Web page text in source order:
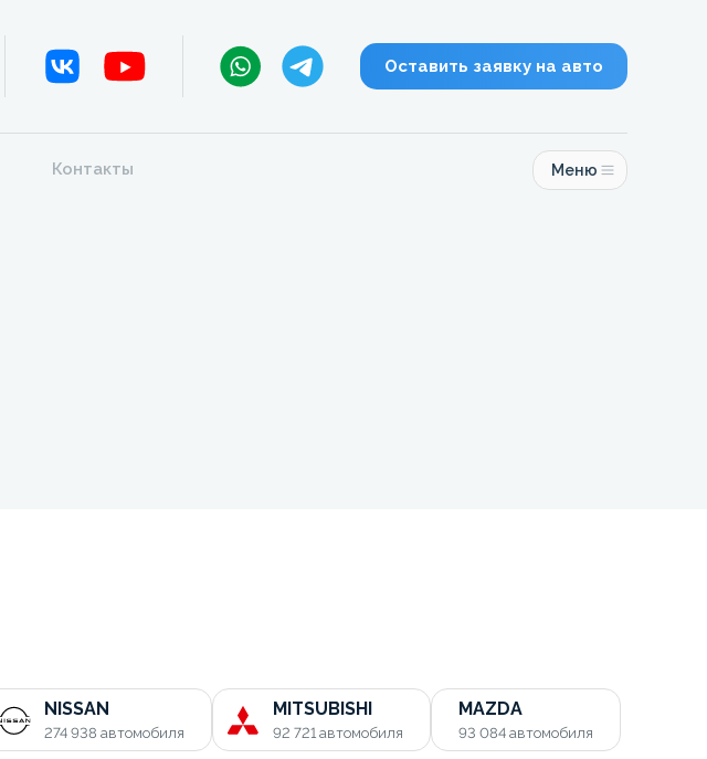
Оставить заявку на авто
Контакты Меню
NISSAN
274 938 автомобиля
MITSUBISHI
92 721 автомобиля
MAZDA
93 084 автомобиля